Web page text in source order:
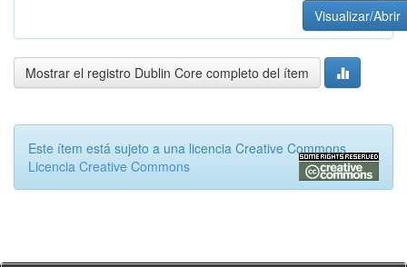
Visualizar/Abrir
Mostrar el registro Dublin Core completo del ítem
Este ítem está sujeto a una licencia Creative Commons
Licencia Creative Commons